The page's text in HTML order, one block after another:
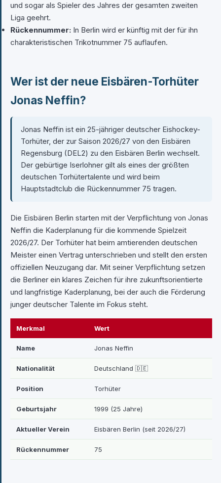
und sogar als Spieler des Jahres der gesamten zweiten
Liga geehrt.
Rückennummer: In Berlin wird er künftig mit der für ihn
charakteristischen Trikotnummer 75 auflaufen.
Wer ist der neue Eisbären-Torhüter
Jonas Neffin?
Jonas Neffin ist ein 25-jähriger deutscher Eishockey-
Torhüter, der zur Saison 2026/27 von den Eisbären
Regensburg (DEL2) zu den Eisbären Berlin wechselt.
Der gebürtige Iserlohner gilt als eines der größten
deutschen Torhütertalente und wird beim
Hauptstadtclub die Rückennummer 75 tragen.
Die Eisbären Berlin starten mit der Verpflichtung von Jonas
Neffin die Kaderplanung für die kommende Spielzeit
2026/27. Der Torhüter hat beim amtierenden deutschen
Meister einen Vertrag unterschrieben und stellt den ersten
offiziellen Neuzugang dar. Mit seiner Verpflichtung setzen
die Berliner ein klares Zeichen für ihre zukunftsorientierte
und langfristige Kaderplanung, bei der auch die Förderung
junger deutscher Talente im Fokus steht.
Merkmal Wert
Name Jonas Neffin
Nationalität Deutschland 🇩🇪
Position Torhüter
Geburtsjahr 1999 (25 Jahre)
Aktueller Verein Eisbären Berlin (seit 2026/27)
Rückennummer 75